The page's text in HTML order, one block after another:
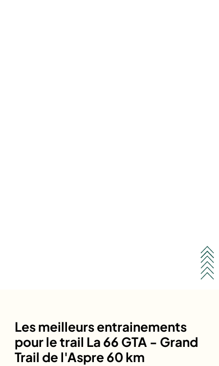
Les meilleurs entrainements
pour le trail La 66 GTA - Grand
Trail de l'Aspre 60 km